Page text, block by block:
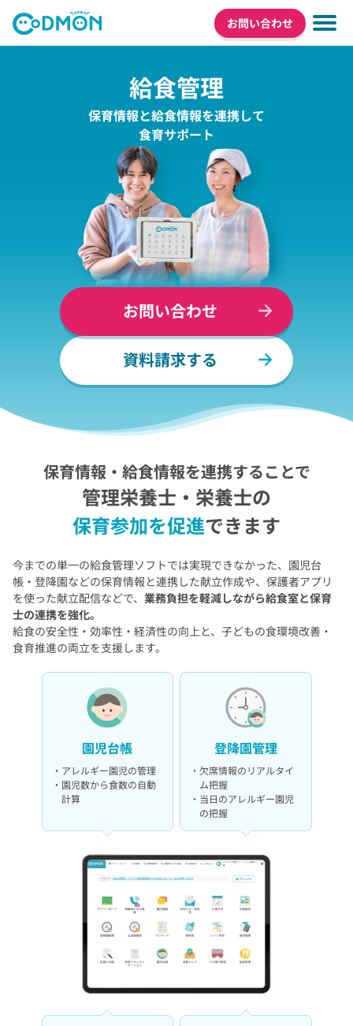
お問い合わせ
給食管理
保育情報と給食情報を連携して
食育サポート
資料請求する
お問い合わせ
保育情報・給食情報を連携することで
管理栄養士・栄養士の
保育参加を促進できます
今までの単一の給食管理ソフトでは実現できなかった、 園児台
帳・登降園などの保育情報と連携した献立作成や、保護者アプリ
を使った献立配信などで、 業務負担を軽減しながら給食室と保育
士の連携を強化。
給食の安全性・効率性・経済性の向上と、子どもの食環境改善・
食育推進の両立を支援します。
園児台帳
アレルギー園児の管理
園児数から食数の自動
計算
登降園管理
欠席情報のリアルタイ
ム把握
当日のアレルギー園児
の把握